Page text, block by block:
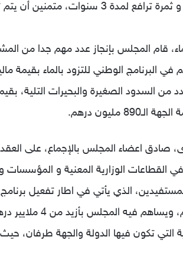
حصيلة مهمة و ثمرة ترافع لمدة 3
قام المجلس بإنجاز عدد مهم جدا من
مليون درهم.
صادق اعضاء المجلس بالإجماع، على
القطاعات الوزارية المعنية و المؤسسات
الذي يأتي في اطار تفعيل
15 مليار درهم،
التي تكون فيها الدولة والجهة طرفان،